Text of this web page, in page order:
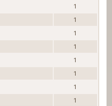
1
1
1
1
1
1
1
1